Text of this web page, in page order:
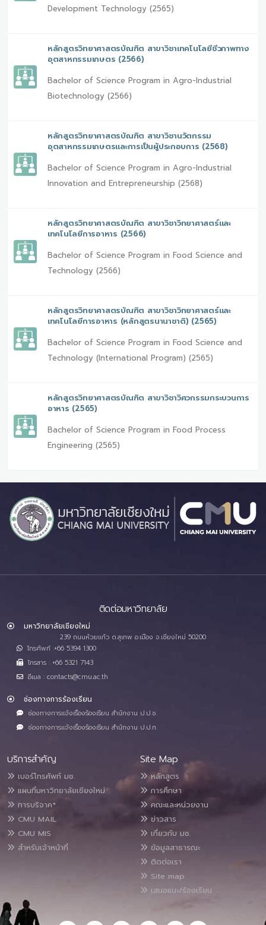
Development Technology (2565)
หลักสูตรวิทยาศาสตรบัณฑิต สาขาวิชาเทคโนโลยีชีวภาพทาง
อุตสาหกรรมเกษตร (2566)
Bachelor of Science Program in Agro-Industrial
Biotechnology (2566)
หลักสูตรวิทยาศาสตรบัณฑิต สาขาวิชานวัตกรรม
อุตสาหกรรมเกษตรและการเป็นผู้ประกอบการ (2568)
Bachelor of Science Program in Agro-Industrial
Innovation and Entrepreneurship (2568)
หลักสูตรวิทยาศาสตรบัณฑิต สาขาวิชาวิทยาศาสตร์และ
เทคโนโลยีการอาหาร (2566)
Bachelor of Science Program in Food Science and
Technology (2566)
หลักสูตรวิทยาศาสตรบัณฑิต สาขาวิชาวิทยาศาสตร์และ
เทคโนโลยีการอาหาร (หลักสูตรนานาชาติ) (2565)
Bachelor of Science Program in Food Science and
Technology (International Program) (2565)
หลักสูตรวิทยาศาสตรบัณฑิต สาขาวิชาวิศวกรรมกระบวนการ
อาหาร (2565)
Bachelor of Science Program in Food Process
Engineering (2565)
ติดต่อมหาวิทยาลัย
มหาวิทยาลัยเชียงใหม่
239 ถนนห้วยแก้ว ต.สุเทพ อ.เมือง จ.เชียงใหม่ 50200
โทรศัพท์ :+66 5394 1300
โทรสาร : +66 5321 7143
อีเมล : contacts@cmu.ac.th
ช่องทางการร้องเรียน
ช่องทางการแจ้งเรื่องร้องเรียน สำนักงาน ป.ป.ช.
ช่องทางการแจ้งเรื่องร้องเรียน สำนักงาน ป.ป.ท.
บริการสำคัญ
เบอร์โทรศัพท์ มช.
แผนที่มหาวิทยาลัยเชียงใหม่
การบริจาค*
CMU MAIL
CMU MIS
สำหรับเจ้าหน้าที่
Site Map
หลักสูตร
การศึกษา
คณะและหน่วยงาน
ข่าวสาร
เกี่ยวกับ มช.
ข้อมูลสาธารณะ
ติดต่อเรา
Site map
เสนอแนะ/ร้องเรียน